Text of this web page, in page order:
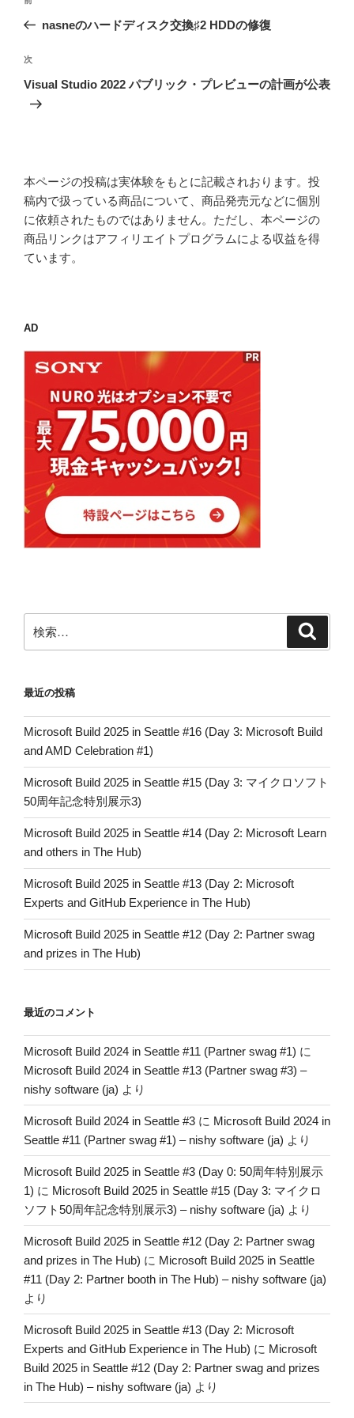
ナ
ビ
ゲ
ー
の
稿
nasneのハードディスク交換♯2 HDDの修復
次
の
次
Visual Studio 2022 パブリック・プレビューの計画が公表
本ページの投稿は実体験をもとに記載されおります。投
稿内で扱っている商品について、商品発売元などに個別
に依頼されたものではありません。ただし、本ページの
商品リンクはアフィリエイトプログラムによる収益を得
ています。
AD
索:
最近の投稿
Microsoft Build 2025 in Seattle #16 (Day 3: Microsoft Build
and AMD Celebration #1)
Microsoft Build 2025 in Seattle #15 (Day 3: マイクロソフト
50周年記念特別展示3)
Microsoft Build 2025 in Seattle #14 (Day 2: Microsoft Learn
and others in The Hub)
Microsoft Build 2025 in Seattle #13 (Day 2: Microsoft
Experts and GitHub Experience in The Hub)
Microsoft Build 2025 in Seattle #12 (Day 2: Partner swag
and prizes in The Hub)
最近のコメント
Microsoft Build 2024 in Seattle #11 (Partner swag #1) に
Microsoft Build 2024 in Seattle #13 (Partner swag #3) –
nishy software (ja) より
Microsoft Build 2024 in Seattle #3 に Microsoft Build 2024 in
Seattle #11 (Partner swag #1) – nishy software (ja) より
Microsoft Build 2025 in Seattle #3 (Day 0: 50周年特別展示
1) に Microsoft Build 2025 in Seattle #15 (Day 3: マイクロ
ソフト50周年記念特別展示3) – nishy software (ja) より
Microsoft Build 2025 in Seattle #12 (Day 2: Partner swag
and prizes in The Hub) に Microsoft Build 2025 in Seattle
#11 (Day 2: Partner booth in The Hub) – nishy software (ja)
より
Microsoft Build 2025 in Seattle #13 (Day 2: Microsoft
Experts and GitHub Experience in The Hub) に Microsoft
Build 2025 in Seattle #12 (Day 2: Partner swag and prizes
in The Hub) – nishy software (ja) より